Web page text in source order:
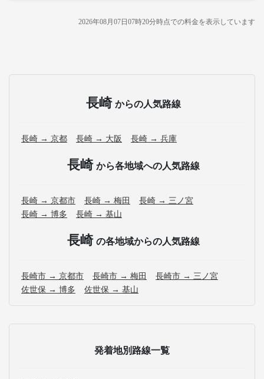
2026年08月07日07時20分時点での料金を表示しています
長崎 からの人気路線
長崎 → 京都 長崎 → 大阪 長崎 → 兵庫
長崎 から各地域への人気路線
長崎 → 京都市 長崎 → 梅田
長崎 → 三ノ宮
長崎 → 博多
長崎 → 基山
長崎 の各地域からの人気路線
長崎市 → 京都市 長崎市 → 梅田
長崎市 → 三ノ宮
佐世保 → 博多
佐世保 → 基山
発着地別路線一覧